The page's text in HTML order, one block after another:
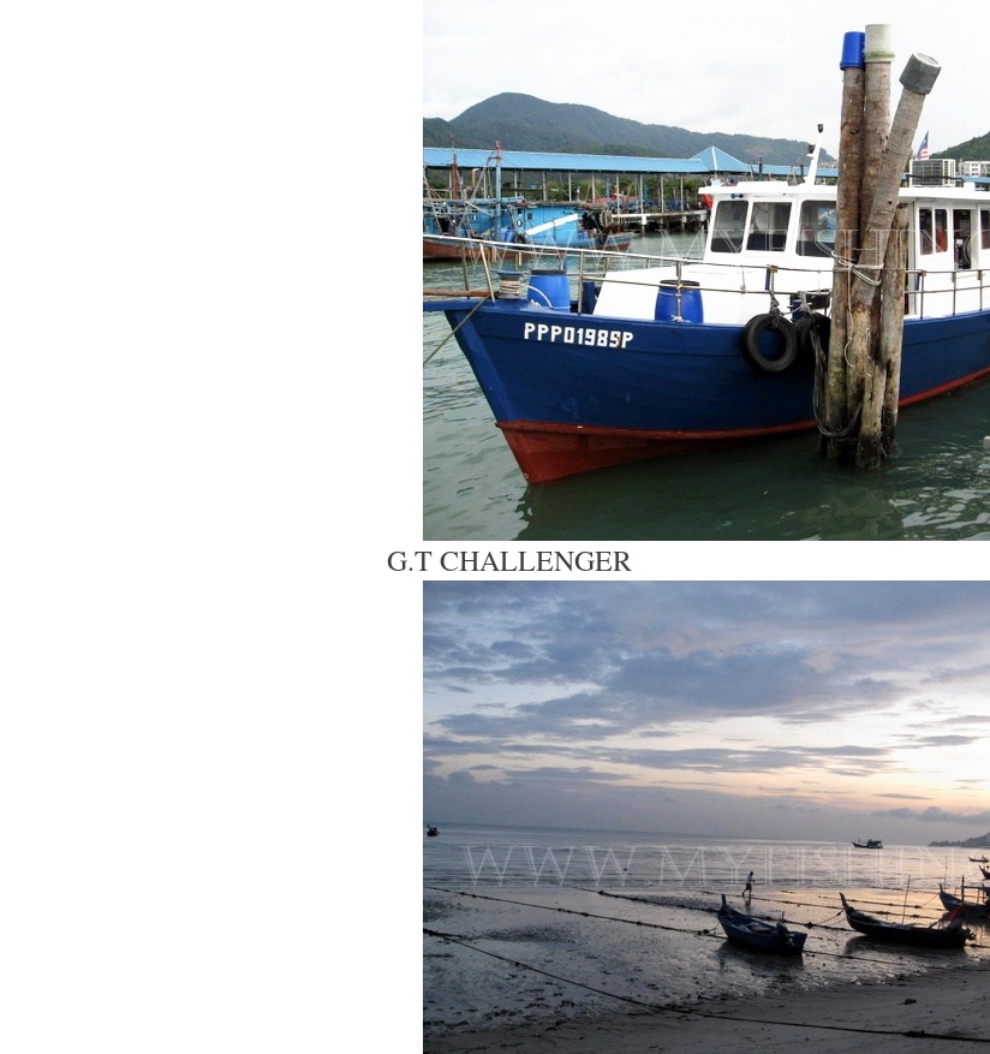
G.T CHALLENGER